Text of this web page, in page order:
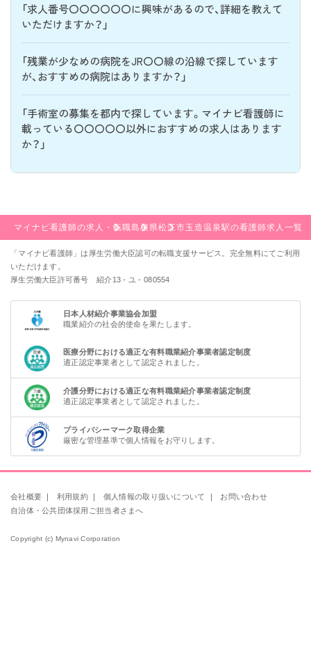
「求人番号〇〇〇〇〇〇に興味があるので、詳細を教えて
いただけますか？」
「残業が少なめの病院をJR〇〇線の沿線で探しています
が、おすすめの病院はありますか？」
「手術室の募集を都内で探しています。マイナビ看護師に
載っている〇〇〇〇〇以外におすすめの求人はあります
か？」
マイナビ看護師の求人・転職島根県松江市玉造温泉駅の看護師求人一覧
「マイナビ看護師」は厚生労働大臣認可の転職支援サービス。完全無料にてご利用
いただけます。
厚生労働大臣許可番号 紹介13 - ユ - 080554
日本人材紹介事業協会加盟
職業紹介の社会的使命を果たします。
医療分野における適正な有料職業紹介事業者認定制度
適正認定事業者として認定されました。
介護分野における適正な有料職業紹介事業者認定制度
適正認定事業者として認定されました。
プライバシーマーク取得企業
厳密な管理基準で個人情報をお守りします。
会社概要 ｜ 利用規約 ｜ 個人情報の取り扱いについて ｜
お問い合わせ
自治体・公共団体採用ご担当者さまへ
Copyright (c) Mynavi Corporation